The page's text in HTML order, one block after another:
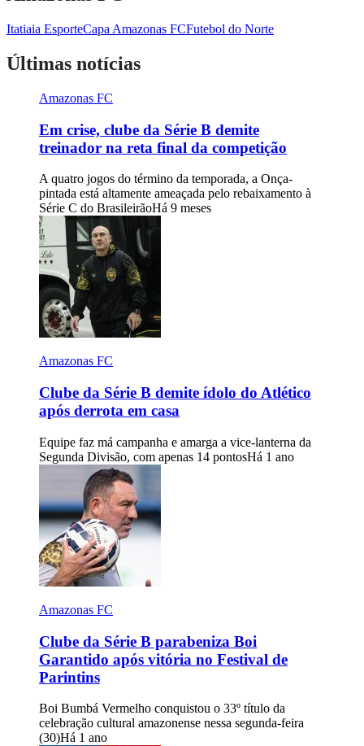
Itatiaia EsporteCapa Amazonas FCFutebol do Norte
Últimas notícias
Amazonas FC
Em crise, clube da Série B demite
treinador na reta final da competição
A quatro jogos do término da temporada, a Onça-
pintada está altamente ameaçada pelo rebaixamento à
Série C do BrasileirãoHá 9 meses
Amazonas FC
Clube da Série B demite ídolo do Atlético
após derrota em casa
Equipe faz má campanha e amarga a vice-lanterna da
Segunda Divisão, com apenas 14 pontosHá 1 ano
Amazonas FC
Clube da Série B parabeniza Boi
Garantido após vitória no Festival de
Parintins
Boi Bumbá Vermelho conquistou o 33º título da
celebração cultural amazonense nessa segunda-feira
(30)Há 1 ano